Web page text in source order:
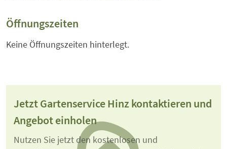
Öffnungszeiten
Keine Öffnungszeiten hinterlegt.
Jetzt Gartenservice Hinz kontaktieren und
Angebot einholen
Nutzen Sie jetzt den kostenlosen und